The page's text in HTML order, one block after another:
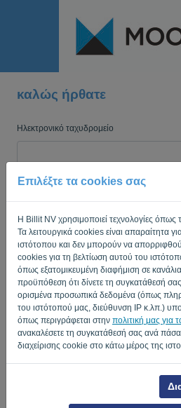
Επιλέξτε τα cookies σας
Η Billit NV χρησιμοποιεί τεχνολογίες όπως
Τα λειτουργικά cookies είναι απαραίτητα
ιστότοπου και δεν μπορούν να
cookies για τη βελτίωση αυτού του
όπως εξατομικευμένη διαφήμιση σε
προϋπόθεση ότι δίνετε τη συγκατάθεσή
ορισμένα προσωπικά δεδομένα (όπως
του ιστότοπού μας, διεύθυνση IP κ.λπ.)
όπως περιγράφεται στην πολιτική μας για
ανακαλέσετε τη συγκατάθεσή σας ανά
διαχείρισης cookie στο κάτω μέρος της
καλώς ήρθατε
Ηλεκτρονικό ταχυδρομείο
Κωδικός πρόσβασης
Θύμισε μου
ΕΊΣΟΔΟΣ
Πολιτική Προστασίας Προσωπικών